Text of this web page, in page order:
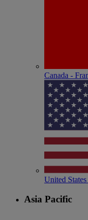
Canada -
United
Asia Pacific